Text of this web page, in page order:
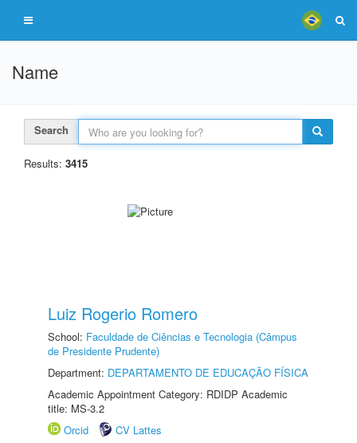
Name
Search
Results: 3415
Luiz Rogerio Romero
School: Faculdade de Ciências e Tecnologia (Câmpus
de Presidente Prudente)
Department: DEPARTAMENTO DE EDUCAÇÃO FÍSICA
Academic Appointment Category: RDIDP Academic
title: MS-3.2
Orcid
CV Lattes